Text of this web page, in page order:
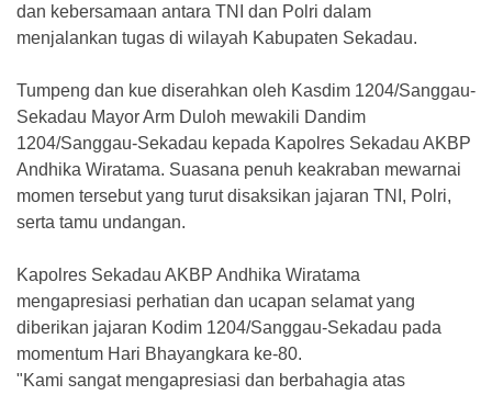
dan kebersamaan antara TNI dan Polri dalam
menjalankan tugas di wilayah Kabupaten Sekadau.
Tumpeng dan kue diserahkan oleh Kasdim 1204/Sanggau-
Sekadau Mayor Arm Duloh mewakili Dandim
1204/Sanggau-Sekadau kepada Kapolres Sekadau AKBP
Andhika Wiratama. Suasana penuh keakraban mewarnai
momen tersebut yang turut disaksikan jajaran TNI, Polri,
serta tamu undangan.
Kapolres Sekadau AKBP Andhika Wiratama
mengapresiasi perhatian dan ucapan selamat yang
diberikan jajaran Kodim 1204/Sanggau-Sekadau pada
momentum Hari Bhayangkara ke-80.
"Kami sangat mengapresiasi dan berbahagia atas